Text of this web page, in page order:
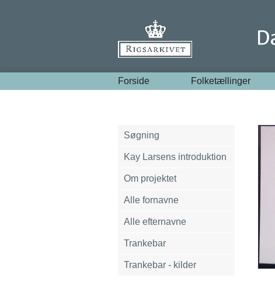
Forside Folketællinger
Søgning
Kay Larsens introduktion
Om projektet
Alle fornavne
Alle efternavne
Trankebar
Trankebar - kilder